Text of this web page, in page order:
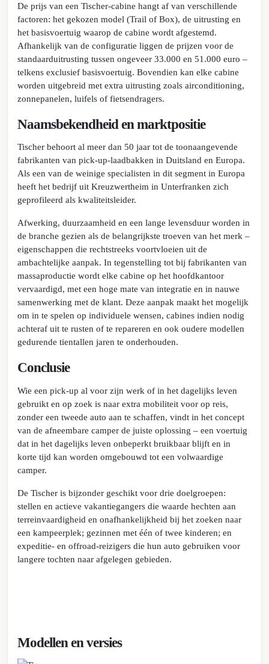
De prijs van een Tischer-cabine hangt af van verschillende
factoren: het gekozen model (Trail of Box), de uitrusting en
het basisvoertuig waarop de cabine wordt afgestemd.
Afhankelijk van de configuratie liggen de prijzen voor de
standaarduitrusting tussen ongeveer 33.000 en 51.000 euro –
telkens exclusief basisvoertuig. Bovendien kan elke cabine
worden uitgebreid met extra uitrusting zoals airconditioning,
zonnepanelen, luifels of fietsendragers.
Naamsbekendheid en marktpositie
Tischer behoort al meer dan 50 jaar tot de toonaangevende
fabrikanten van pick-up-laadbakken in Duitsland en Europa.
Als een van de weinige specialisten in dit segment in Europa
heeft het bedrijf uit Kreuzwertheim in Unterfranken zich
geprofileerd als kwaliteitsleider.
Afwerking, duurzaamheid en een lange levensduur worden in
de branche gezien als de belangrijkste troeven van het merk –
eigenschappen die rechtstreeks voortvloeien uit de
ambachtelijke aanpak. In tegenstelling tot bij fabrikanten van
massaproductie wordt elke cabine op het hoofdkantoor
vervaardigd, met een hoge mate van integratie en in nauwe
samenwerking met de klant. Deze aanpak maakt het mogelijk
om in te spelen op individuele wensen, cabines indien nodig
achteraf uit te rusten of te repareren en ook oudere modellen
gedurende tientallen jaren te onderhouden.
Conclusie
Wie een pick-up al voor zijn werk of in het dagelijks leven
gebruikt en op zoek is naar extra mobiliteit voor op reis,
zonder een tweede auto aan te schaffen, vindt in het concept
van de afneembare camper de juiste oplossing – een voertuig
dat in het dagelijks leven onbeperkt bruikbaar blijft en in
korte tijd kan worden omgebouwd tot een volwaardige
camper.
De Tischer is bijzonder geschikt voor drie doelgroepen:
stellen en actieve vakantiegangers die waarde hechten aan
terreinvaardigheid en onafhankelijkheid bij het zoeken naar
een kampeerplek; gezinnen met één of twee kinderen; en
expeditie- en offroad-reizigers die hun auto gebruiken voor
langere tochten naar afgelegen gebieden.
Modellen en versies